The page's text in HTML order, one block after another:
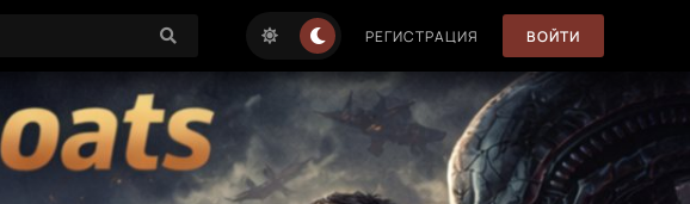
РЕГИСТРАЦИЯ ВОЙТИ